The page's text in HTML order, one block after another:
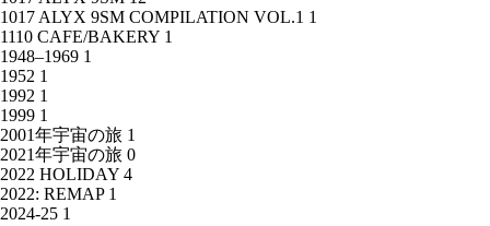
1017 ALYX 9SM COMPILATION VOL.1 1
1110 CAFE/BAKERY 1
1948–1969 1
1952 1
1992 1
1999 1
2001年宇宙の旅 1
2021年宇宙の旅 0
2022 HOLIDAY 4
2022: REMAP 1
2024-25 1